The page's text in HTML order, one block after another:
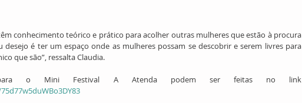
conhecimento teórico e prático para acolher outras mulheres que estão à procura
desejo é ter um espaço onde as mulheres possam se descobrir e serem livres para
que são”, ressalta Claudia.